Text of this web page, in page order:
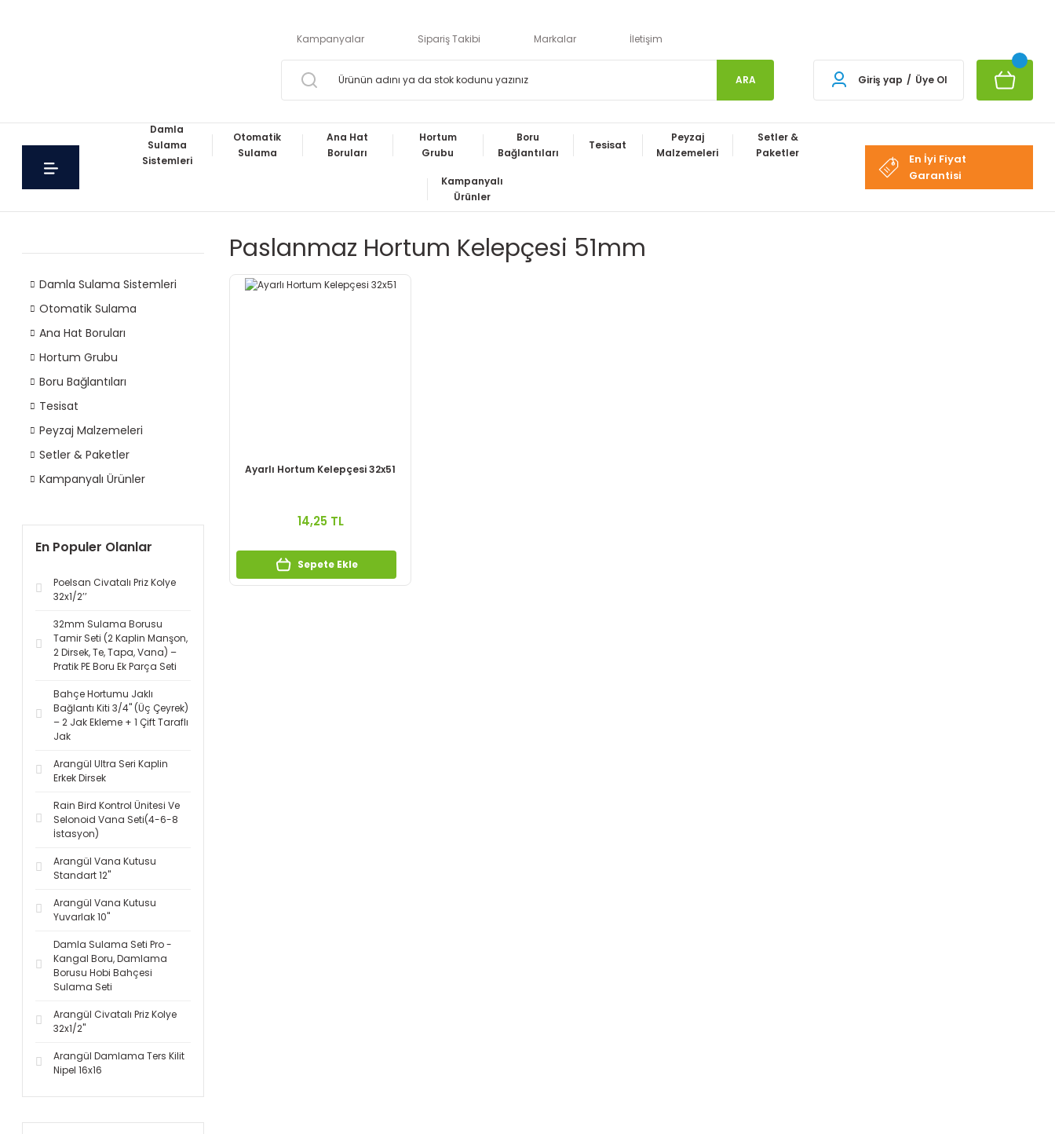
Kampanyalar Sipariş Takibi Markalar İletişim
ARA Giriş yap / Üye Ol
Damla
Sulama
Sistemleri
Otomatik
Sulama
Ana Hat
Boruları
Hortum
Grubu
Boru
Bağlantıları
Tesisat
Peyzaj
Malzemeleri
Setler &
Paketler
Kampanyalı
Ürünler
En İyi Fiyat
Garantisi
Damla Sulama Sistemleri
Otomatik Sulama
Ana Hat Boruları
Hortum Grubu
Boru Bağlantıları
Tesisat
Peyzaj Malzemeleri
Setler & Paketler
Kampanyalı Ürünler
En Populer Olanlar
Poelsan Civatalı Priz Kolye
32x1/2’’
32mm Sulama Borusu
Tamir Seti (2 Kaplin Manşon,
2 Dirsek, Te, Tapa, Vana) –
Pratik PE Boru Ek Parça Seti
Bahçe Hortumu Jaklı
Bağlantı Kiti 3/4'' (Üç Çeyrek)
– 2 Jak Ekleme + 1 Çift Taraflı
Jak
Arangül Ultra Seri Kaplin
Erkek Dirsek
Rain Bird Kontrol Ünitesi Ve
Selonoid Vana Seti(4-6-8
İstasyon)
Arangül Vana Kutusu
Standart 12''
Arangül Vana Kutusu
Yuvarlak 10''
Damla Sulama Seti Pro -
Kangal Boru, Damlama
Borusu Hobi Bahçesi
Sulama Seti
Arangül Civatalı Priz Kolye
32x1/2''
Arangül Damlama Ters Kilit
Nipel 16x16
Paslanmaz Hortum Kelepçesi 51mm
Ayarlı Hortum Kelepçesi 32x51
14,25 TL
Sepete Ekle